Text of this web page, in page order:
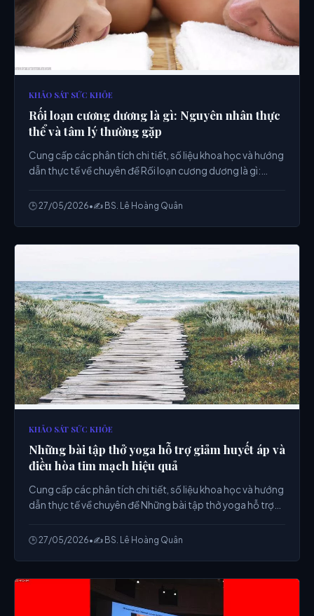
KHẢO SÁT SỨC KHỎE
Rối loạn cương dương là gì: Nguyên nhân thực
thể và tâm lý thường gặp
Cung cấp các phân tích chi tiết, số liệu khoa học và hướng
dẫn thực tế về chuyên đề Rối loạn cương dương là gì:
gia.
🕒 27/05/2026•✍️ BS. Lê Hoàng Quân
KHẢO SÁT SỨC KHỎE
Những bài tập thở yoga hỗ trợ giảm huyết áp và
điều hòa tim mạch hiệu quả
Cung cấp các phân tích chi tiết, số liệu khoa học và hướng
dẫn thực tế về chuyên đề Những bài tập thở yoga hỗ trợ
gia.
🕒 27/05/2026•✍️ BS. Lê Hoàng Quân